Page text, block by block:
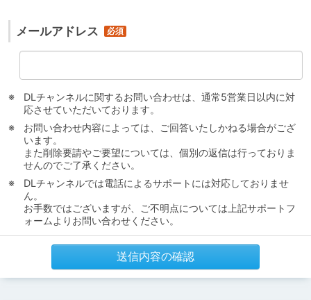
メールアドレス
DLチャンネルに関するお問い合わせは、通常5営業日以内に対
応させていただいております。
お問い合わせ内容によっては、ご回答いたしかねる場合がござ
います。
また削除要請やご要望については、個別の返信は行っておりま
せんのでご了承ください。
DLチャンネルでは電話によるサポートには対応しておりませ
ん。
お手数ではございますが、ご不明点については上記サポートフ
ォームよりお問い合わせください。
送信内容の確認